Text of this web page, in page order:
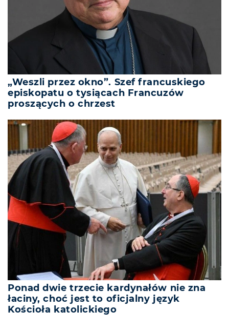
„Weszli przez okno”. Szef francuskiego
episkopatu o tysiącach Francuzów
proszących o chrzest
Ponad dwie trzecie kardynałów nie zna
łaciny, choć jest to oficjalny język
Kościoła katolickiego